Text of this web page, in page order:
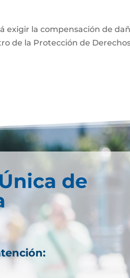
exigir la compensación de
de la Protección de
de